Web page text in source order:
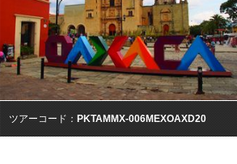
ツアーコード：PKTAMMX-006MEXOAXD20